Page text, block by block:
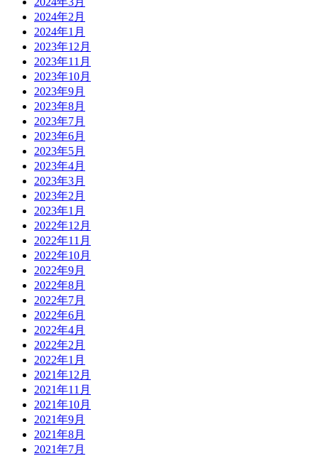
2024年2月
2024年1月
2023年12月
2023年11月
2023年10月
2023年9月
2023年8月
2023年7月
2023年6月
2023年5月
2023年4月
2023年3月
2023年2月
2023年1月
2022年12月
2022年11月
2022年10月
2022年9月
2022年8月
2022年7月
2022年6月
2022年4月
2022年2月
2022年1月
2021年12月
2021年11月
2021年10月
2021年9月
2021年8月
2021年7月